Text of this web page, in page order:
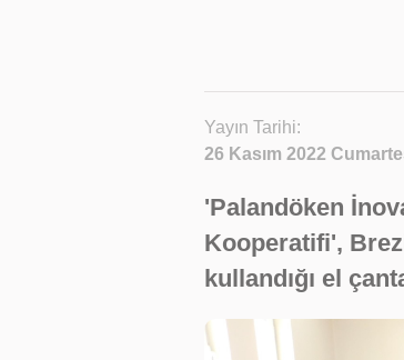
Yayın Tarihi:
26 Kasım 2022
'Palandöken
Kooperatifi',
kullandığı el